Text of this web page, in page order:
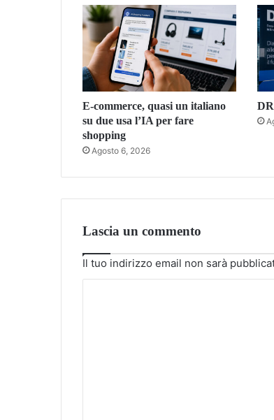
E-commerce, quasi un italiano
su due usa l’IA per fare
shopping
Agosto 6, 2026
Lascia un commento
Il tuo indirizzo email non sarà